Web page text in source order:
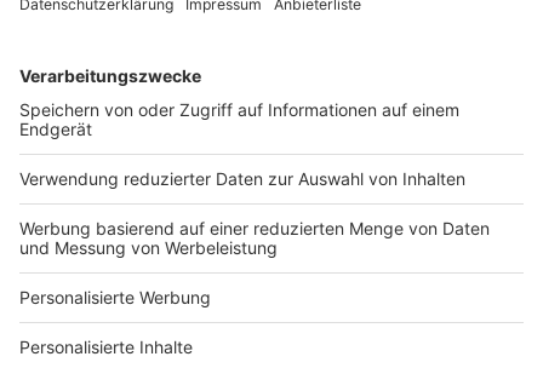
Services
Bauprojekt-Quiz
Häuser-Suche
Hausanbieter-Suche
Bauprojekt-Profil
Für Unternehmen
Ihre Baufirma auf bauen.de